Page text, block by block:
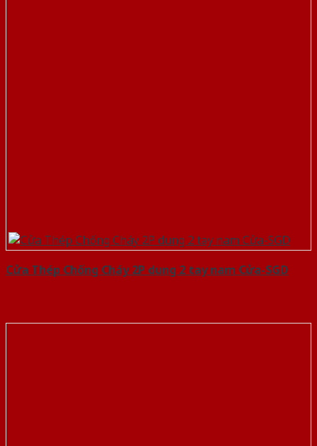
Cửa Thép Chống Cháy 2P dung 2 tay nam Cửa-SGD